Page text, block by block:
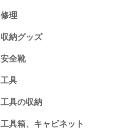
修理
収納グッズ
安全靴
工具
工具の収納
工具箱、キャビネット